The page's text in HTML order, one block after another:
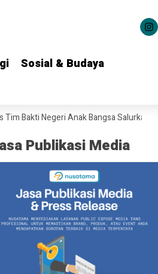
Sosial & Budaya
Sosial & Budaya
Negeri Anak Bangsa Salurkan Bantuan
Publikasi Media